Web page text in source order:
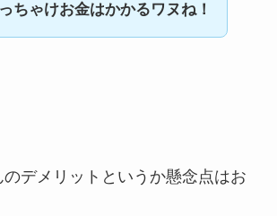
ちゃけお金はかかるワヌね！
のデメリットというか懸念点はお